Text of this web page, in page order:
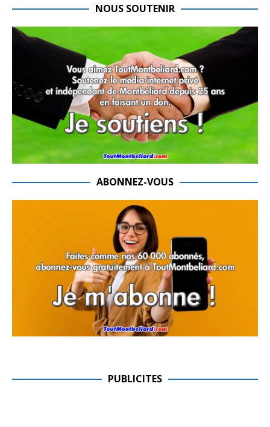
NOUS SOUTENIR
ABONNEZ-VOUS
PUBLICITES